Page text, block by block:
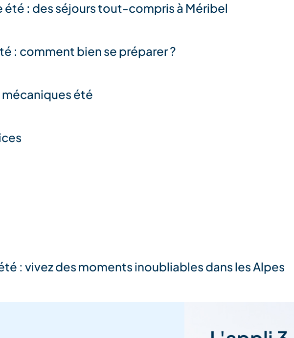
été : des séjours tout-compris à Méribel
: comment bien se préparer ?
été
: vivez des moments inoubliables dans les Alpes